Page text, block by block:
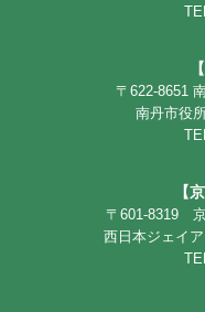
〒622-8651
南丹市役
【
〒601-8319
西日本ジェイ